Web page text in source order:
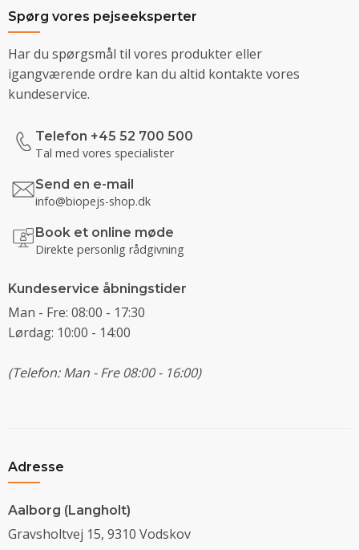
Spørg vores pejseeksperter
Har du spørgsmål til vores produkter eller
igangværende ordre kan du altid kontakte vores
kundeservice.
Telefon +45 52 700 500
Tal med vores specialister
Send en e-mail
info@biopejs-shop.dk
Book et online møde
Direkte personlig rådgivning
Kundeservice åbningstider
Man - Fre: 08:00 - 17:30
Lørdag: 10:00 - 14:00
(Telefon: Man - Fre 08:00 - 16:00)
Adresse
Aalborg (Langholt)
Gravsholtvej 15, 9310 Vodskov